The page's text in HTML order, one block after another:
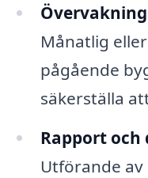
Månatlig
pågående
säkerställa
Rapport
Utförande